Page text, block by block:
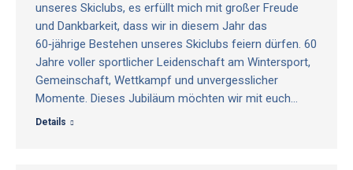
unseres Skiclubs, es erfüllt mich mit großer Freude
und Dankbarkeit, dass wir in diesem Jahr das
60‑jährige Bestehen unseres Skiclubs feiern dürfen. 60
Jahre voller sportlicher Leidenschaft am Wintersport,
Gemeinschaft, Wettkampf und unvergesslicher
Momente. Dieses Jubiläum möchten wir mit euch…
Details